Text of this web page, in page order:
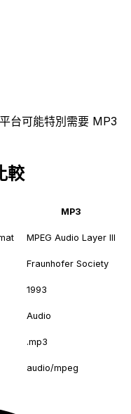
可能特別需要 MP3
較
MP3
MPEG Audio Layer III
Fraunhofer Society
1993
Audio
.mp3
audio/mpeg